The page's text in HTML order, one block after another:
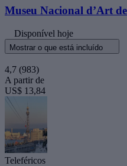
Museu Nacional d’Art
Disponível hoje
Mostrar o que está incluído
4,7 (983)
A partir de
US$ 13,84
Teleféricos